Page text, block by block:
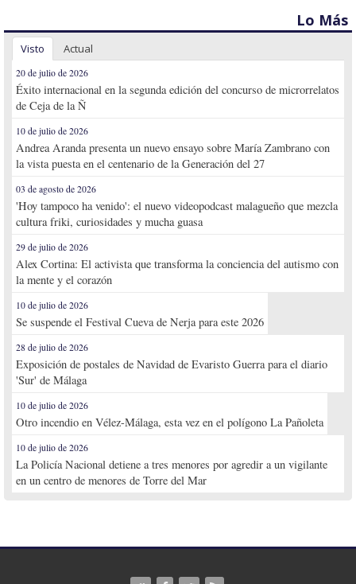
Lo Más
Visto Actual
20 de julio de 2026
Éxito internacional en la segunda edición del concurso de microrrelatos
de Ceja de la Ñ
10 de julio de 2026
Andrea Aranda presenta un nuevo ensayo sobre María Zambrano con
la vista puesta en el centenario de la Generación del 27
03 de agosto de 2026
'Hoy tampoco ha venido': el nuevo videopodcast malagueño que mezcla
cultura friki, curiosidades y mucha guasa
29 de julio de 2026
Alex Cortina: El activista que transforma la conciencia del autismo con
la mente y el corazón
10 de julio de 2026
Se suspende el Festival Cueva de Nerja para este 2026
28 de julio de 2026
Exposición de postales de Navidad de Evaristo Guerra para el diario
'Sur' de Málaga
10 de julio de 2026
Otro incendio en Vélez-Málaga, esta vez en el polígono La Pañoleta
10 de julio de 2026
La Policía Nacional detiene a tres menores por agredir a un vigilante
en un centro de menores de Torre del Mar